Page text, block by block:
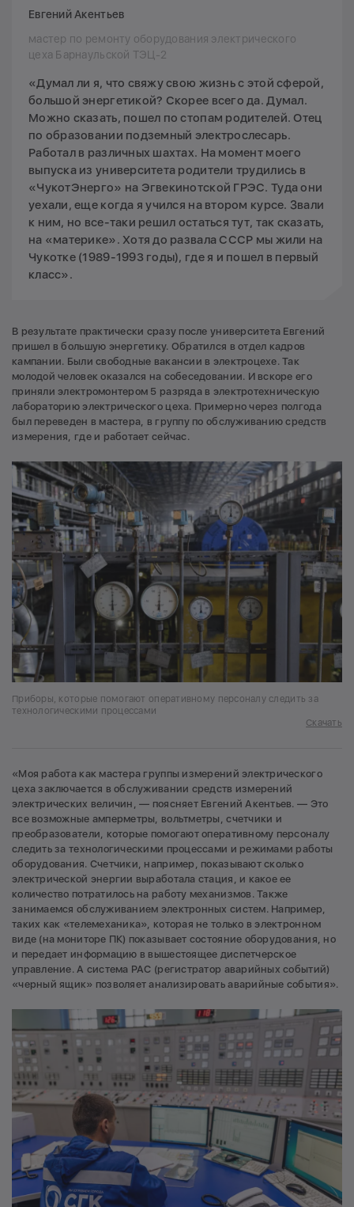
Евгений Акентьев
мастер по ремонту оборудования электрического
цеха Барнаульской ТЭЦ-2
«Думал ли я, что свяжу свою жизнь с этой сферой,
большой энергетикой? Скорее всего да. Думал.
Можно сказать, пошел по стопам родителей. Отец
по образовании подземный электрослесарь.
Работал в различных шахтах. На момент моего
выпуска из университета родители трудились в
«ЧукотЭнерго» на Эгвекинотской ГРЭС. Туда они
уехали, еще когда я учился на втором курсе. Звали
к ним, но все-таки решил остаться тут, так сказать,
на «материке». Хотя до развала СССР мы жили на
Чукотке (1989-1993 годы), где я и пошел в первый
класс».
В результате практически сразу после университета Евгений
пришел в большую энергетику. Обратился в отдел кадров
кампании. Были свободные вакансии в электроцехе. Так
молодой человек оказался на собеседовании. И вскоре его
приняли электромонтером 5 разряда в электротехническую
лабораторию электрического цеха. Примерно через полгода
был переведен в мастера, в группу по обслуживанию средств
измерения, где и работает сейчас.
Приборы, которые помогают оперативному персоналу следить за
технологическими процессами
Скачать
«Моя работа как мастера группы измерений электрического
цеха заключается в обслуживании средств измерений
электрических величин, — поясняет Евгений Акентьев. — Это
все возможные амперметры, вольтметры, счетчики и
преобразователи, которые помогают оперативному персоналу
следить за технологическими процессами и режимами работы
оборудования. Счетчики, например, показывают сколько
электрической энергии выработала стация, и какое ее
количество потратилось на работу механизмов. Также
занимаемся обслуживанием электронных систем. Например,
таких как «телемеханика», которая не только в электронном
виде (на мониторе ПК) показывает состояние оборудования, но
и передает информацию в вышестоящее диспетчерское
управление. А система РАС (регистратор аварийных событий)
«черный ящик» позволяет анализировать аварийные события».